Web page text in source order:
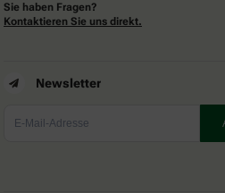
Sie haben Fragen?
Kontaktieren Sie uns direkt.
Newsletter